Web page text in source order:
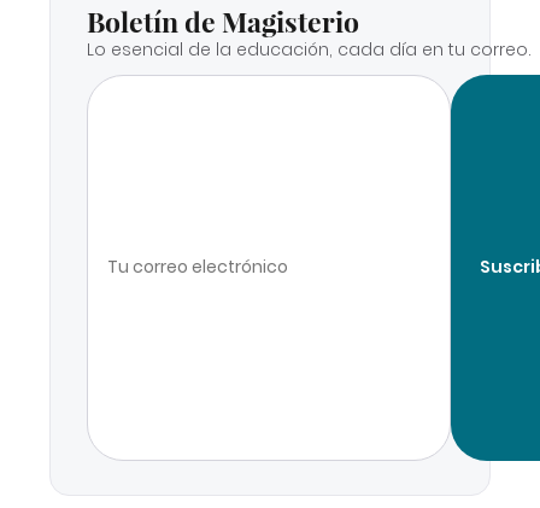
Boletín de Magisterio
Lo esencial de la educación, cada día en tu correo.